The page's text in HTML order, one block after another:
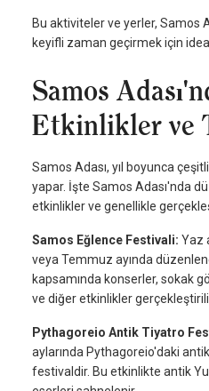
Bu aktiviteler ve yerler, Samos
keyifli zaman geçirmek için
Samos
Etkinlikler ve
Samos Adası, yıl boyunca
yapar. İşte Samos Adası'nda
etkinlikler ve genellikle
Samos Eğlence Festivali: Yaz
veya Temmuz ayında
kapsamında konserler, sokak
ve diğer etkinlikler
Pythagoreio Antik Tiyatro
aylarında Pythagoreio'daki
festivaldir. Bu etkinlikte antik